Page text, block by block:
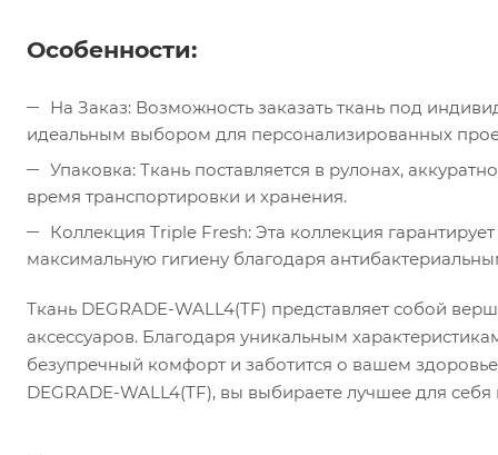
Особенности:
На Заказ: Возможность заказать ткань под
идеальным выбором для персонализированных
Упаковка: Ткань поставляется в рулонах,
время транспортировки и хранения.
Коллекция Triple Fresh: Эта коллекция
максимальную гигиену благодаря
Ткань DEGRADE-WALL4(TF) представляет собой
аксессуаров. Благодаря уникальным
безупречный комфорт и заботится о вашем
DEGRADE-WALL4(TF), вы выбираете лучшее для себя